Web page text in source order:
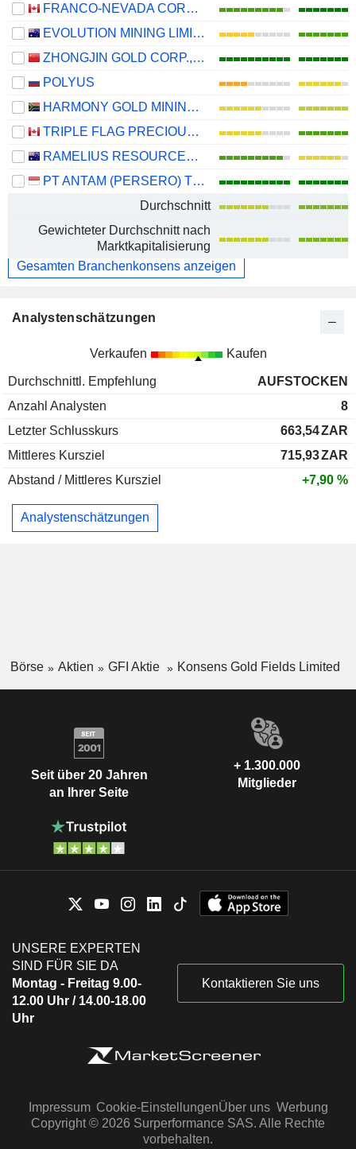
FRANCO-NEVADA CORPORATION
EVOLUTION MINING LIMITED
ZHONGJIN GOLD CORP.,LTD
POLYUS
HARMONY GOLD MINING COMPANY LIMITED
TRIPLE FLAG PRECIOUS METALS CORP.
RAMELIUS RESOURCES LIMITED
PT ANTAM (PERSERO) TBK
Durchschnitt
Gewichteter Durchschnitt nach
Marktkapitalisierung
Gesamten Branchenkonsens anzeigen
Analystenschätzungen
Verkaufen Kaufen
Durchschnittl. Empfehlung
AUFSTOCKEN
Anzahl Analysten
8
Letzter Schlusskurs
663,54ZAR
Mittleres Kursziel
715,93ZAR
Abstand / Mittleres Kursziel
+7,90 %
Analystenschätzungen
Börse Aktien GFI Aktie Konsens Gold Fields Limited
Seit über 20 Jahren
an Ihrer Seite
+ 1.300.000
Mitglieder
UNSERE EXPERTEN
SIND FÜR SIE DA
Montag - Freitag 9.00-
12.00 Uhr / 14.00-18.00
Uhr
Kontaktieren Sie uns
Impressum Cookie-EinstellungenÜber uns Werbung
Copyright © 2026 Surperformance SAS. Alle Rechte
vorbehalten.